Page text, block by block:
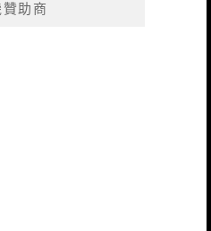
贊助商